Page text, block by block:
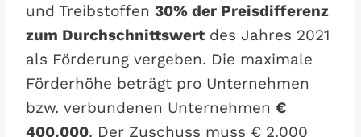
und Treibstoffen 30% der Preisdifferenz
zum Durchschnittswert des Jahres 2021
als Förderung vergeben. Die maximale
Förderhöhe beträgt pro Unternehmen
bzw. verbundenen Unternehmen €
400.000. Der Zuschuss muss € 2.000